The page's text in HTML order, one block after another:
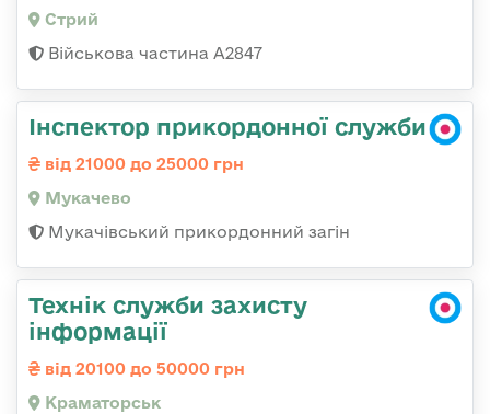
Стрий
Військова частина А2847
Інспектор прикордонної служби
від 21000 до 25000 грн
Мукачево
Мукачівський прикордонний загін
Технік служби захисту
інформації
від 20100 до 50000 грн
Краматорськ